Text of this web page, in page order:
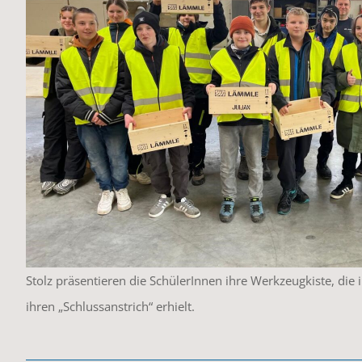
Stolz präsentieren die SchülerInnen ihre Werkzeugkiste,
ihren „Schlussanstrich“ erhielt.